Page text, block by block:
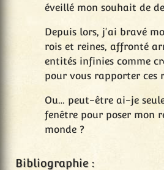
éveillé mon souhait de
Depuis lors, j'ai bravé
rois et reines, affronté
entités infinies comme
pour vous rapporter ces
Ou… peut-être ai-je
fenêtre pour poser mon
monde ?
Bibliographie :